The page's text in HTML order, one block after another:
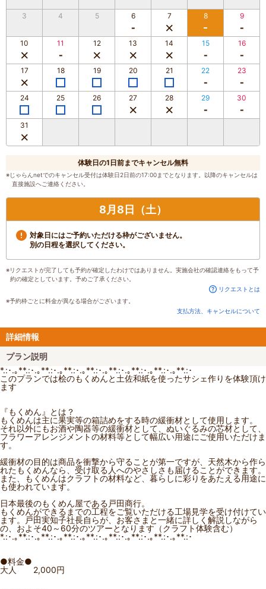
3 4 5 6 7 8 9
10 11 12 13 14 15 16
17 18 19 20 21 22 23
24 25 26 27 28 29 30
31
体験日の1日前までキャンセル無料
※じゃらんnetでのキャンセル受付は体験日2日前の17:00までとなります。以降のキャンセルは
直接施設へご連絡ください。
8月8日（土）
対象日にはご予約いただける枠がございません。
別の日程を選択してください。
※リクエストが完了しても予約が確定したわけではありません。実施会社の確認連絡をもって予
約の確定としています。予めご了承ください。
リクエストとは
※予約枠ごとに料金が異なる場合がございます。
支払方法、キャンセルについて
詳細情報
プラン説明
*.:･.｡**.:･.｡**.:･.｡**.:･.｡**.:･.｡**.:･.｡**.:･.｡**.:･.｡**.:･
このプランでは桧のもくめんと土佐和紙を使ったサシェ作りを体験頂け
ます
『もくめん』とは？
もくめんは主に果実等の箱詰めをする時の緩衝材として使用します。
それ以外にもお酒や陶器等の緩衝材として、ぬいぐるみの芯材として、
フラワーアレンジメントの材料等として幅広い用途にご使用いただけま
す。
緩衝材の目的は商品を衝撃から守ることが第一ですが、天然木から作ら
れたもくめんなら、受け取る人へのやさしさも届けることができます。
また、もくめんはクラフトの材料など、暮らしに彩りをあたえる用途に
も使われています。
日本最後のもくめん屋である戸田商行。
もくめんができるまでの工程をご覧いただける工場見学を受け付けてい
ます。戸田実知子社長自らが、お客さまと一緒に詳しく解説しながら
の、およそ40～60分のツアーとなります（クラフト体験含む）
*.:･.｡**.:･.｡**.:･.｡**.:･.｡**.:･.｡**.:･.｡**.:･.｡**.:･.｡**.:･
●料金●
大人 2,000円